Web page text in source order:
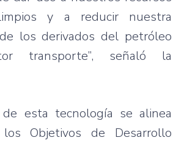
y a reducir nuestra
los derivados del petróleo
transporte”, señaló la
esta tecnología se alinea
Objetivos de Desarrollo